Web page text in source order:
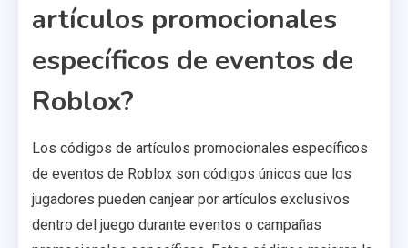
artículos promocionales
específicos de eventos de
Roblox?
Los códigos de artículos promocionales específicos
de eventos de Roblox son códigos únicos que los
jugadores pueden canjear por artículos exclusivos
dentro del juego durante eventos o campañas